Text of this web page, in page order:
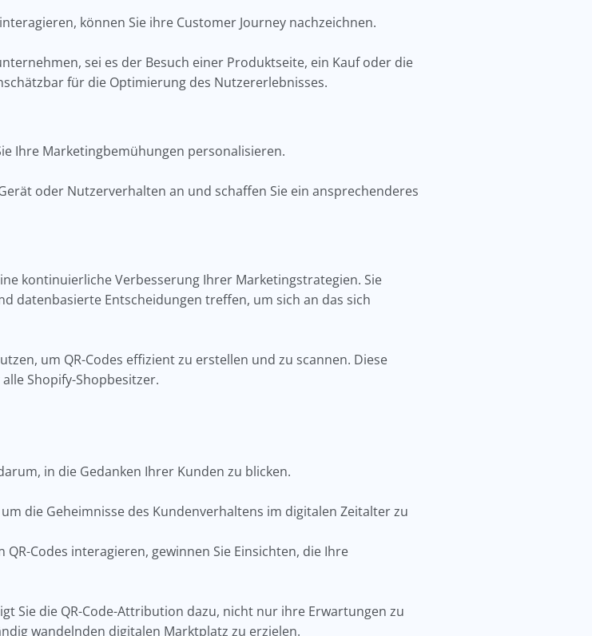
können Sie ihre Customer Journey nachzeichnen.
sei es der Besuch einer Produktseite, ein Kauf oder die
für die Optimierung des Nutzererlebnisses.
Ihre Marketingbemühungen personalisieren.
oder Nutzerverhalten an und schaffen Sie ein ansprechenderes
kontinuierliche Verbesserung Ihrer Marketingstrategien. Sie
datenbasierte Entscheidungen treffen, um sich an das sich
um QR-Codes effizient zu erstellen und zu scannen. Diese
Shopify-Shopbesitzer.
in die Gedanken Ihrer Kunden zu blicken.
die Geheimnisse des Kundenverhaltens im digitalen Zeitalter zu
Codes interagieren, gewinnen Sie Einsichten, die Ihre
Sie die QR-Code-Attribution dazu, nicht nur ihre Erwartungen zu
wandelnden digitalen Marktplatz zu erzielen.